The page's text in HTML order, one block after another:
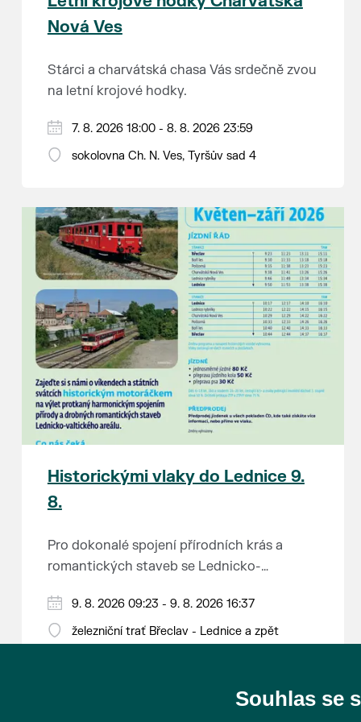
Nová Ves
Stárci a charvátská chasa Vás srdečně zvou
na letní krojové hodky.
PÁTEK 7. srpna
18:00 - ruční stavění máje
14:00 - krojový průvod pro stárky od
hostince “U Buvola”
16:00 - odpolední zábava na sokolovně
21:00 - večerní zábava
K tanci a poslechu bude hrát DH
Lanžhotčané.
Těšíme se na Vás!
7. 8. 2026 18:00 - 8. 8. 2026 23:59
sokolovna Ch. N. Ves, Tyršův sad 4
Historickými vlaky do Lednice 9.
8.
Pro dokonalé spojení přírodních krás a
romantických staveb se Lednicko-
Na výlet do této malebné krajiny na jihu
Moravy se vydejte stylově – historickým
Od 1. května do 28. září vás o víkendech a
svátcích mezi Břeclaví a Lednicí sveze
historický motoráček z 50. let minulého
15:11 hod. a z Lednice se vydá na zpáteční
9. 8. 2026 09:23 - 9. 8. 2026 16:37
železniční trať Břeclav - Lednice a zpět
Souhlas se